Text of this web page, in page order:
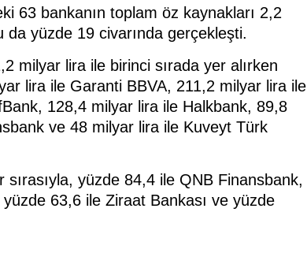
63 bankanın toplam öz kaynakları 2,2
yüzde 19 civarında gerçekleşti.
milyar lira ile birinci sırada yer alırken
lira ile Garanti BBVA, 211,2 milyar lira ile
128,4 milyar lira ile Halkbank, 89,8
ve 48 milyar lira ile Kuveyt Türk
yüzde 84,4 ile QNB Finansbank,
63,6 ile Ziraat Bankası ve yüzde